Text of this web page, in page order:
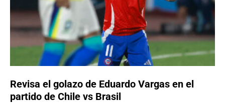
Revisa el golazo de Eduardo Vargas en el
partido de Chile vs Brasil